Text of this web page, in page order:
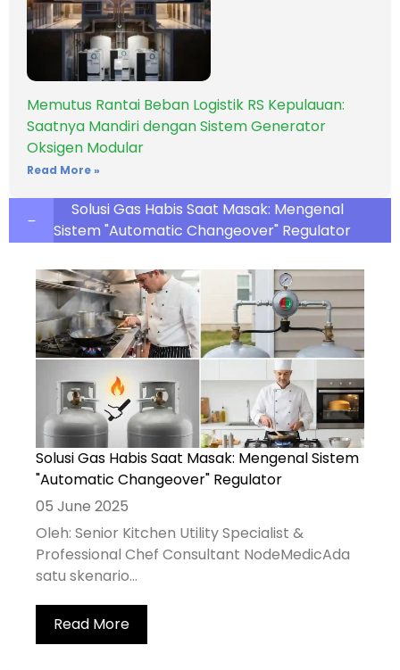
Memutus Rantai Beban Logistik RS Kepulauan:
Saatnya Mandiri dengan Sistem Generator
Oksigen Modular
Read More »
Solusi Gas Habis Saat Masak: Mengenal
Sistem "Automatic Changeover" Regulator
Solusi Gas Habis Saat Masak: Mengenal Sistem
"Automatic Changeover" Regulator
05 June 2025
Oleh: Senior Kitchen Utility Specialist &
Professional Chef Consultant NodeMedicAda
satu skenario...
Read More